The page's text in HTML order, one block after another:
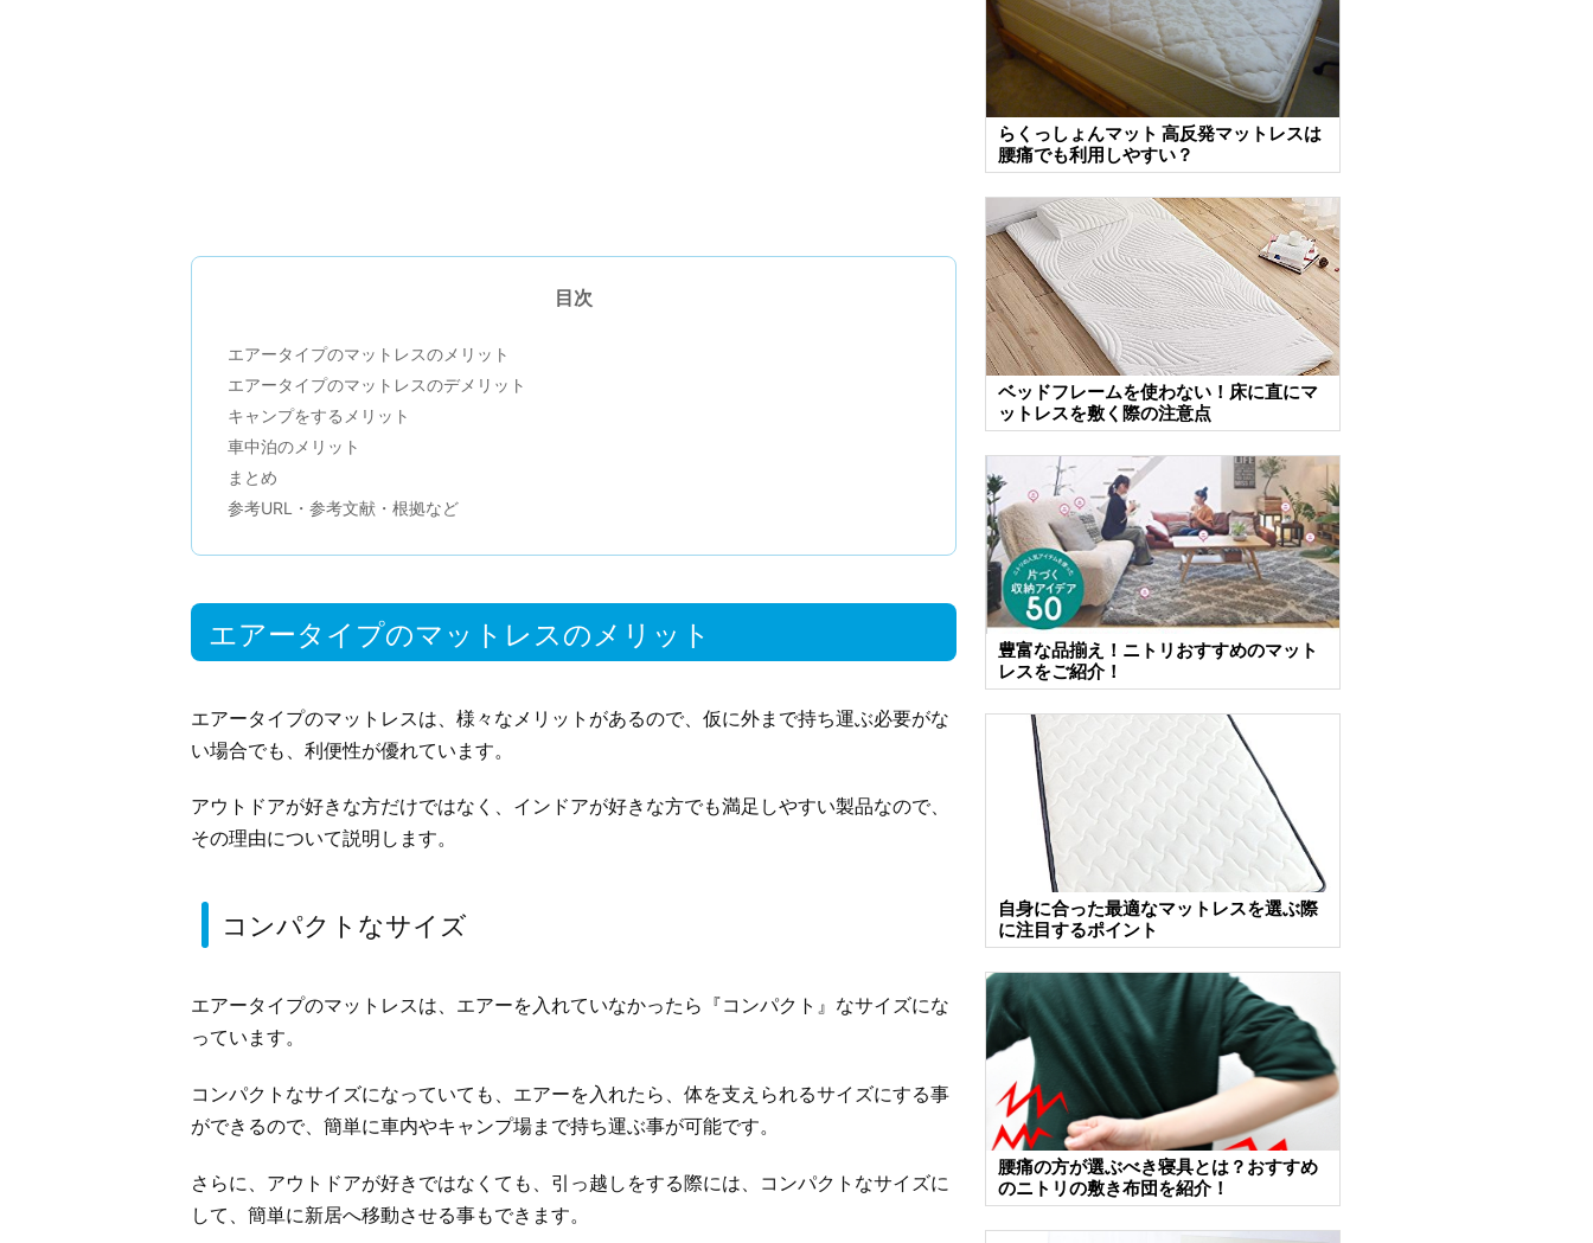
目次
エアータイプのマットレスのメリット
エアータイプのマットレスのデメリット
キャンプをするメリット
車中泊のメリット
まとめ
参考URL・参考文献・根拠など
エアータイプのマットレスのメリット
エアータイプのマットレスは、様々なメリットがあるので、仮に外まで持ち運ぶ必要がな
い場合でも、利便性が優れています。
アウトドアが好きな方だけではなく、インドアが好きな方でも満足しやすい製品なので、
その理由について説明します。
コンパクトなサイズ
エアータイプのマットレスは、エアーを入れていなかったら『コンパクト』なサイズにな
っています。
コンパクトなサイズになっていても、エアーを入れたら、体を支えられるサイズにする事
ができるので、簡単に車内やキャンプ場まで持ち運ぶ事が可能です。
さらに、アウトドアが好きではなくても、引っ越しをする際には、コンパクトなサイズに
して、簡単に新居へ移動させる事もできます。
らくっしょんマット 高反発マットレスは
腰痛でも利用しやすい？
ベッドフレームを使わない！床に直にマ
ットレスを敷く際の注意点
豊富な品揃え！ニトリおすすめのマット
レスをご紹介！
自身に合った最適なマットレスを選ぶ際
に注目するポイント
腰痛の方が選ぶべき寝具とは？おすすめ
のニトリの敷き布団を紹介！